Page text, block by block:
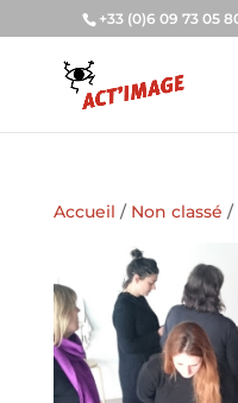
+33 (0)6 09 73 05
Accueil / Non classé /